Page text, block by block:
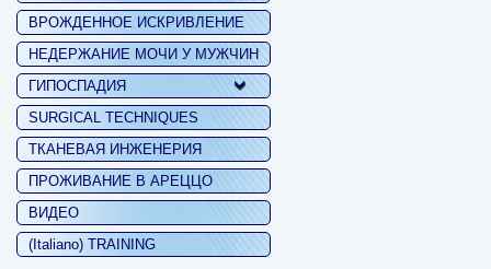
ВРОЖДЕННОЕ ИСКРИВЛЕНИЕ
НЕДЕРЖАНИЕ МОЧИ У МУЖЧИН
ГИПОСПАДИЯ
SURGICAL TECHNIQUES
ТКАНЕВАЯ ИНЖЕНЕРИЯ
ПРОЖИВАНИЕ В АРЕЦЦО
ВИДЕО
(Italiano) TRAINING